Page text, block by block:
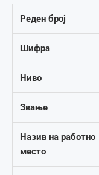
Реден број
Шифра
Ниво
Звање
Назив на работно
место